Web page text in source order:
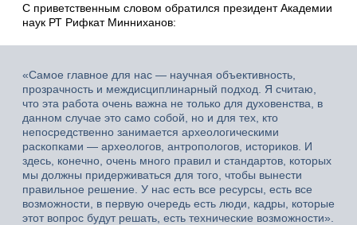
С приветственным словом обратился президент Академии
наук РТ Рифкат Минниханов:
«Самое главное для нас — научная объективность,
прозрачность и междисциплинарный подход. Я считаю,
что эта работа очень важна не только для духовенства, в
данном случае это само собой, но и для тех, кто
непосредственно занимается археологическими
раскопками — археологов, антропологов, историков. И
здесь, конечно, очень много правил и стандартов, которых
мы должны придерживаться для того, чтобы вынести
правильное решение. У нас есть все ресурсы, есть все
возможности, в первую очередь есть люди, кадры, которые
этот вопрос будут решать, есть технические возможности».